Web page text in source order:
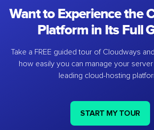
Want to Experience the
Platform in Its Full
Take a FREE guided tour of Cloudways
how easily you can manage your
leading cloud-hosting
START MY TOUR